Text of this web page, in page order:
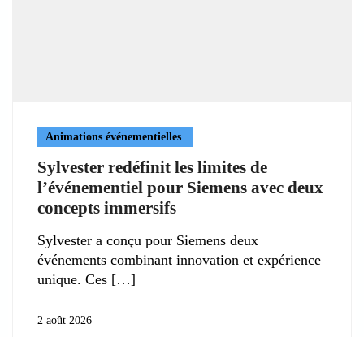
Animations événementielles
Sylvester redéfinit les limites de
l’événementiel pour Siemens avec deux
concepts immersifs
Sylvester a conçu pour Siemens deux
événements combinant innovation et expérience
unique. Ces
2 août 2026